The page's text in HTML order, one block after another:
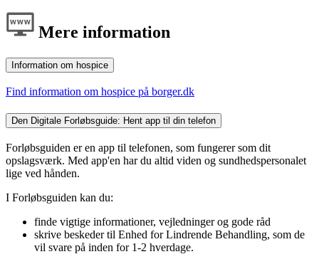
Mere information
Information om hospice
Find information om hospice på borger.dk
Den Digitale Forløbsguide: Hent app til din telefon
Forløbsguiden er en app til telefonen, som fungerer som dit
opslagsværk. Med app'en har du altid viden og sundhedspersonalet
lige ved hånden.
I Forløbsguiden kan du:
finde vigtige informationer, vejledninger og gode råd
skrive beskeder til Enhed for Lindrende Behandling, som de
vil svare på inden for 1-2 hverdage.